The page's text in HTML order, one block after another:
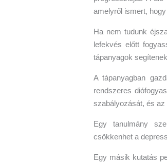
amelyről ismert,
Ha nem tudunk
lefekvés előtt
tápanyagok
A tápanyagban
rendszeres
szabályozását, és
Egy tanulmány
csökkenhet a
Egy másik kutatás